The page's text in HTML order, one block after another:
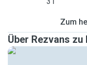
Zum
Über Rezvans zu